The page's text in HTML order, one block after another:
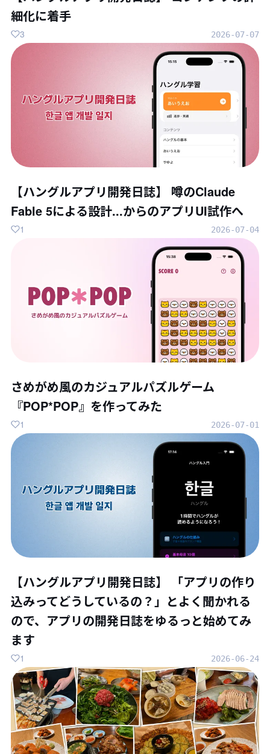
細化に着手
2026-07-07
3
【ハングルアプリ開発日誌】 噂のClaude
Fable 5による設計...からのアプリUI試作へ
2026-07-04
1
さめがめ風のカジュアルパズルゲーム
『POP*POP』を作ってみた
2026-07-01
1
【ハングルアプリ開発日誌】 「アプリの作り
込みってどうしているの？」とよく聞かれる
ので、アプリの開発日誌をゆるっと始めてみ
ます
2026-06-24
1